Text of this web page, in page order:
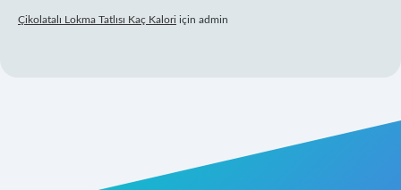
Çikolatalı Lokma Tatlısı Kaç Kalori için admin